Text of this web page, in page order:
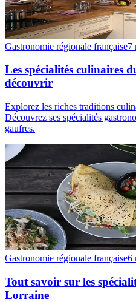
Gastronomie régionale française7
Les spécialités culinaires
découvrir
Explorez les riches traditions
Découvrez ses spécialités
gaufres.
Gastronomie régionale française6
Tout savoir sur les
Lorraine